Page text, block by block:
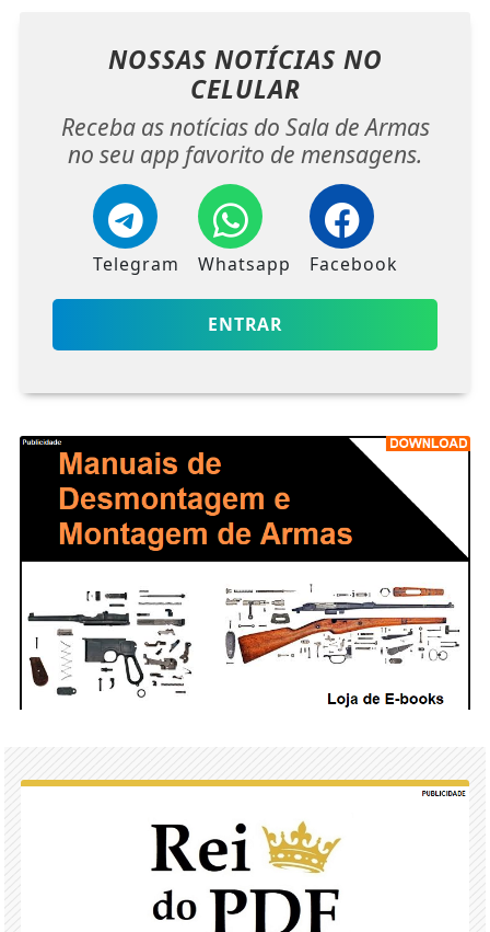
NOSSAS NOTÍCIAS NO
CELULAR
Receba as notícias do Sala de Armas
no seu app favorito de mensagens.
Telegram Whatsapp Facebook
ENTRAR